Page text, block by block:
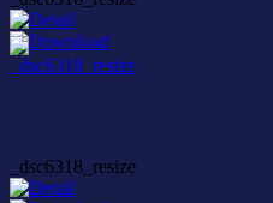
_dsc6318_resize